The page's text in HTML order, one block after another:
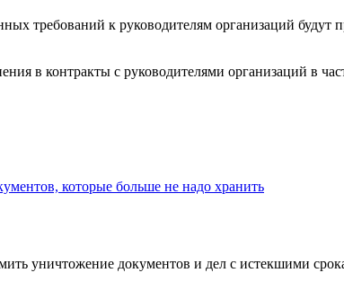
требований к руководителям организаций будут
в контракты с руководителями организаций в
которые больше не надо хранить
уничтожение документов и дел с истекшими